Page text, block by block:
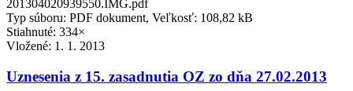
201304020939550.IMG.pdf
Typ súboru: PDF dokument, Veľkosť: 108,82 kB
Stiahnuté: 334×
Vložené: 1. 1. 2013
Uznesenia z 15. zasadnutia OZ zo dňa 27.02.2013